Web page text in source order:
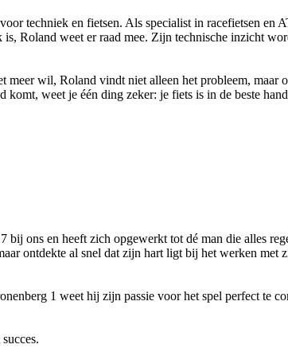
techniek en fietsen. Als specialist in racefietsen
Roland weet er raad mee. Zijn technische inzicht
wil, Roland vindt niet alleen het probleem,
weet je één ding zeker: je fiets is in de beste
ons en heeft zich opgewerkt tot dé man die alles
ontdekte al snel dat zijn hart ligt bij het werken met
1 weet hij zijn passie voor het spel perfect te